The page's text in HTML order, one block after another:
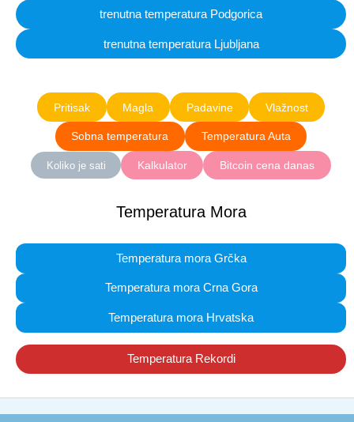
trenutna temperatura Podgorica
trenutna temperatura Ljubljana
Pritisak Magla Padavine Vlažnost
Sobna temperatura Temperatura Auta
Koliko je sati Kalkulator Bitcoin cena danas
Temperatura Mora
Temperatura mora Grčka
Temperatura mora Crna Gora
Temperatura mora Hrvatska
Temperatura Rekordi